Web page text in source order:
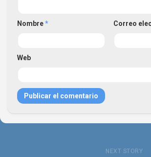
Nombre* Correo
Web
NEXT STORY